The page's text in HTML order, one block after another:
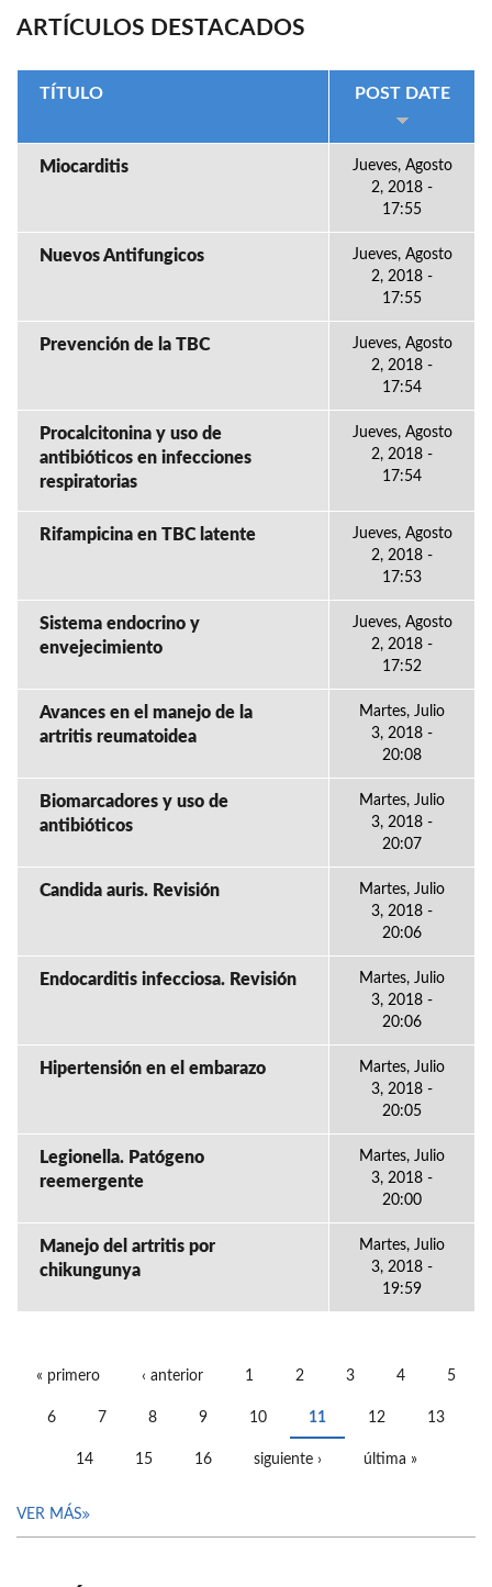
ARTÍCULOS DESTACADOS
TÍTULO POST DATE
Miocarditis
Jueves, Agosto
2, 2018 -
17:55
Nuevos Antifungicos
Jueves, Agosto
2, 2018 -
17:55
Prevención de la TBC
Jueves, Agosto
2, 2018 -
17:54
Procalcitonina y uso de
antibióticos en infecciones
respiratorias
Jueves, Agosto
2, 2018 -
17:54
Rifampicina en TBC latente
Jueves, Agosto
2, 2018 -
17:53
Sistema endocrino y
envejecimiento
Jueves, Agosto
2, 2018 -
17:52
Avances en el manejo de la
artritis reumatoidea
Martes, Julio
3, 2018 -
20:08
Biomarcadores y uso de
antibióticos
Martes, Julio
3, 2018 -
20:07
Candida auris. Revisión
Martes, Julio
3, 2018 -
20:06
Endocarditis infecciosa. Revisión
Martes, Julio
3, 2018 -
20:06
Hipertensión en el embarazo
Martes, Julio
3, 2018 -
20:05
Legionella. Patógeno
reemergente
Martes, Julio
3, 2018 -
20:00
Manejo del artritis por
chikungunya
Martes, Julio
3, 2018 -
19:59
« primero ‹ anterior 1 2 3 4 5
6 7 8 9 10 11 12 13
14 15 16 siguiente › última »
VER MÁS